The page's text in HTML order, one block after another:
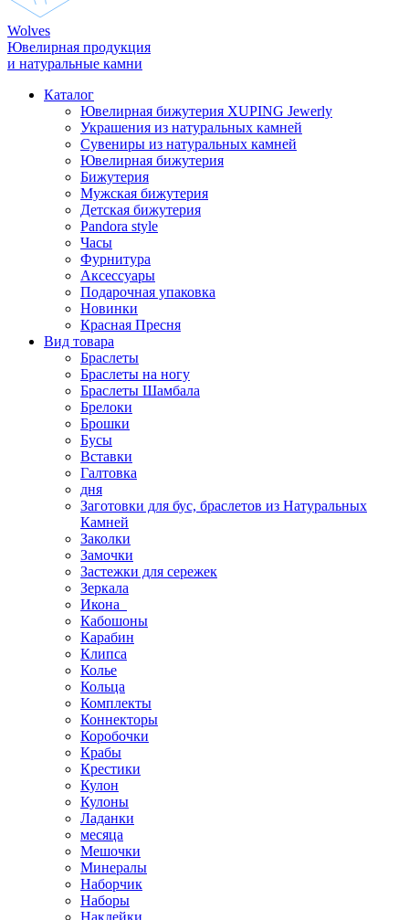
Wolves
Ювелирная продукция
и натуральные камни
Каталог
Ювелирная бижутерия XUPING Jewerly
Украшения из натуральных камней
Сувениры из натуральных камней
Ювелирная бижутерия
Бижутерия
Мужская бижутерия
Детская бижутерия
Pandora style
Часы
Фурнитура
Аксеcсуары
Подарочная упаковка
Новинки
Красная Пресня
Вид товара
Браслеты
Браслеты на ногу
Браслеты Шамбала
Брелоки
Брошки
Бусы
Вставки
Галтовка
дня
Заготовки для бус, браслетов из Натуральных
Камней
Заколки
Замочки
Застежки для сережек
Зеркала
Икона
Кабошоны
Карабин
Клипса
Колье
Кольца
Комплекты
Коннекторы
Коробочки
Крабы
Крестики
Кулон
Кулоны
Ладанки
месяца
Мешочки
Минералы
Наборчик
Наборы
Наклейки